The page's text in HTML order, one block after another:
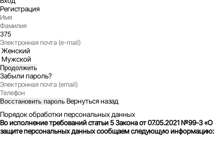
Регистрация
Женский
Мужской
Продолжить
Забыли пароль?
Восстановить пароль Вернуться назад
Порядок обработки персональных данных
Во исполнение требований статьи 5 Закона от 07.05.2021 №99-З «О
защите персональных данных сообщаем следующую информацию: